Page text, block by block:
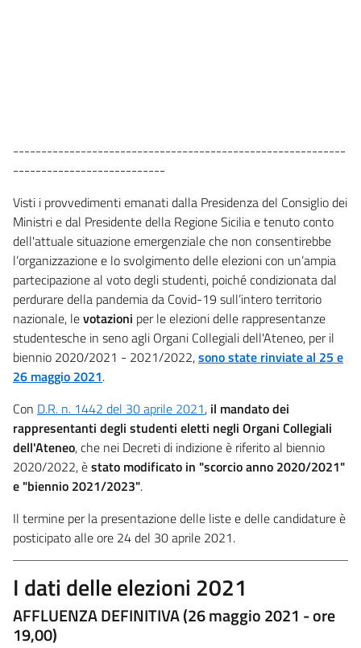
-----------------------------------------------------------
---------------------------
Visti i provvedimenti emanati dalla Presidenza del Consiglio dei
Ministri e dal Presidente della Regione Sicilia e tenuto conto
dell'attuale situazione emergenziale che non consentirebbe
l’organizzazione e lo svolgimento delle elezioni con un’ampia
partecipazione al voto degli studenti, poiché condizionata dal
perdurare della pandemia da Covid-19 sull’intero territorio
nazionale, levotazioni per le elezioni delle rappresentanze
studentesche in seno agli Organi Collegiali dell'Ateneo, per il
biennio 2020/2021 - 2021/2022,sono state rinviate al 25 e
26 maggio 2021.
Con D.R. n. 1442 del 30 aprile 2021, il mandato dei
rappresentanti degli studenti eletti negli Organi Collegiali
dell'Ateneo, che nei Decreti di indizione è riferito al biennio
2020/2022, èstato modificato in "scorcio anno 2020/2021"
e "biennio 2021/2023".
Il termine per la presentazione delle liste e delle candidature è
posticipato alle ore 24 del 30 aprile 2021.
I dati delle elezioni 2021
AFFLUENZA DEFINITIVA (26 maggio 2021 - ore
19,00)